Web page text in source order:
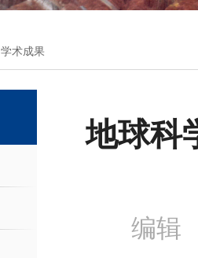
人力资源会议纪要
办事指南 下载专区 地科
学术成果
地球科
编辑